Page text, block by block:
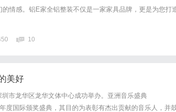
情感。铝E家全铝整装不仅是一家家具品牌，更是为您打
10
美好
市龙华区龙华文体中心成功举办。亚洲音乐盛典
度国际颁奖盛典，其目的为表彰有杰出贡献的音乐人，并